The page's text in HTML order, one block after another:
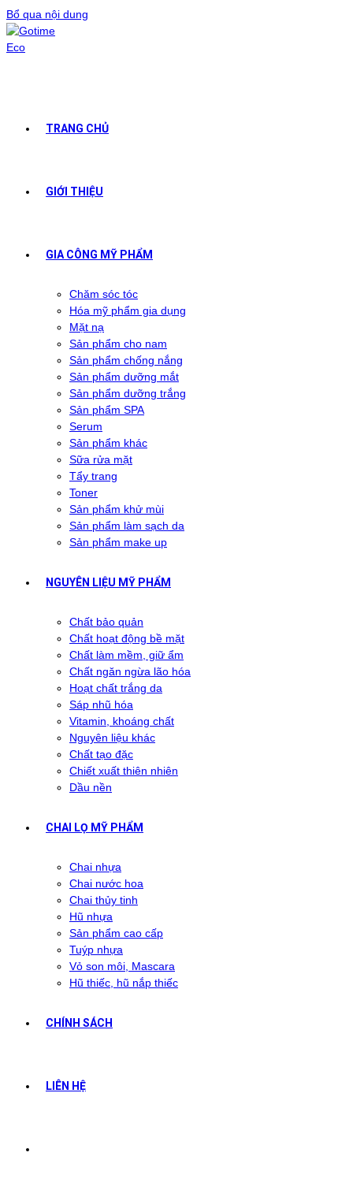
Bổ qua nội dung
TRANG CHỦ
GIỚI THIỆU
GIA CÔNG MỸ PHẨM
Chăm sóc tóc
Hóa mỹ phẩm gia dụng
Mặt nạ
Sản phẩm cho nam
Sản phẩm chống nắng
Sản phẩm dưỡng mắt
Sản phẩm dưỡng trắng
Sản phẩm SPA
Serum
Sản phẩm khác
Sữa rửa mặt
Tẩy trang
Toner
Sản phẩm khử mùi
Sản phẩm làm sạch da
Sản phẩm make up
NGUYÊN LIỆU MỸ PHẨM
Chất bảo quản
Chất hoạt động bề mặt
Chất làm mềm, giữ ẩm
Chất ngăn ngừa lão hóa
Hoạt chất trắng da
Sáp nhũ hóa
Vitamin, khoáng chất
Nguyên liệu khác
Chất tạo đặc
Chiết xuất thiên nhiên
Dầu nền
CHAI LỌ MỸ PHẨM
Chai nhựa
Chai nước hoa
Chai thủy tinh
Hũ nhựa
Sản phẩm cao cấp
Tuýp nhựa
Vỏ son môi, Mascara
Hũ thiếc, hũ nắp thiếc
CHÍNH SÁCH
LIÊN HỆ